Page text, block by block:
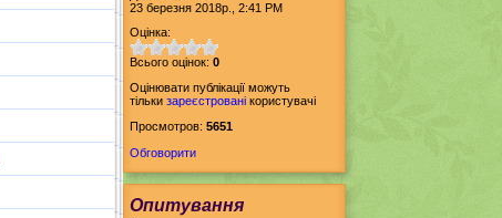
23 березня 2018р., 2:41 PM
Оцінка:
Всього оцінок: 0
Оцінювати публікації можуть
тільки зареєстровані користувачі
Просмотров: 5651
Обговорити
Опитування